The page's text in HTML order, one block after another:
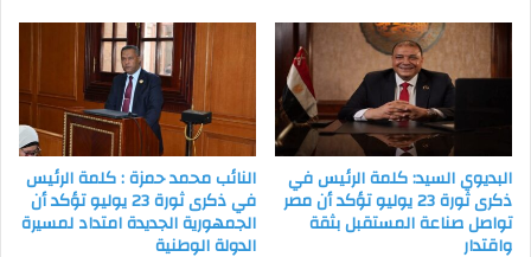
البديوي السيد: كلمة الرئيس في
ذكرى ثورة 23 يوليو تؤكد أن مصر
تواصل صناعة المستقبل بثقة
واقتدار
النائب محمد حمزة : كلمة الرئيس
في ذكرى ثورة 23 يوليو تؤكد أن
الجمهورية الجديدة امتداد لمسيرة
الدولة الوطنية